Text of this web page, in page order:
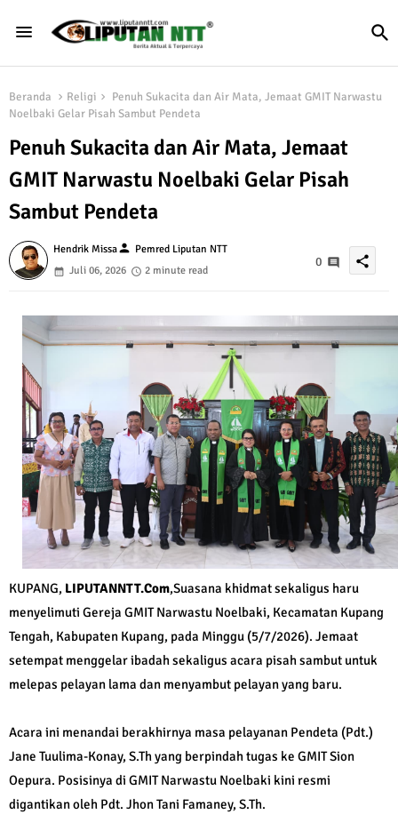
Beranda Religi
Penuh Sukacita dan Air Mata, Jemaat GMIT Narwastu
Noelbaki Gelar Pisah Sambut Pendeta
Penuh Sukacita dan Air Mata, Jemaat
GMIT Narwastu Noelbaki Gelar Pisah
Sambut Pendeta
Hendrik Missaperson Pemred Liputan NTT
Juli 06, 2026
2 minute read
0 share
KUPANG, LIPUTANNTT.Com,Suasana khidmat sekaligus haru
menyelimuti Gereja GMIT Narwastu Noelbaki, Kecamatan Kupang
Tengah, Kabupaten Kupang, pada Minggu (5/7/2026). Jemaat
setempat menggelar ibadah sekaligus acara pisah sambut untuk
melepas pelayan lama dan menyambut pelayan yang baru.
Acara ini menandai berakhirnya masa pelayanan Pendeta (Pdt.)
Jane Tuulima-Konay, S.Th yang berpindah tugas ke GMIT Sion
Oepura. Posisinya di GMIT Narwastu Noelbaki kini resmi
digantikan oleh Pdt. Jhon Tani Famaney, S.Th.